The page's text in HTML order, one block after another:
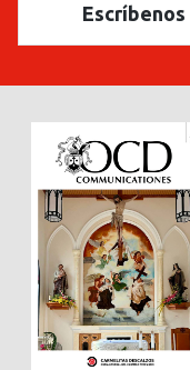
Escríbenos